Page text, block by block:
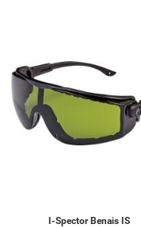
I-Spector Benais IS